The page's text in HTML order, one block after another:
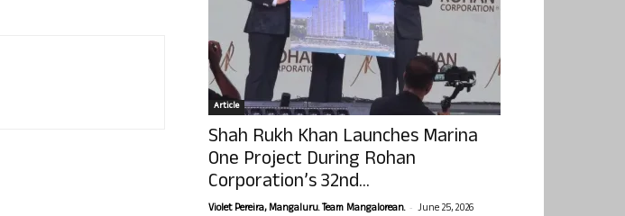
Article
Shah Rukh Khan Launches Marina
One Project During Rohan
Corporation’s 32nd...
Violet Pereira, Mangaluru. Team Mangalorean. - June 25, 2026